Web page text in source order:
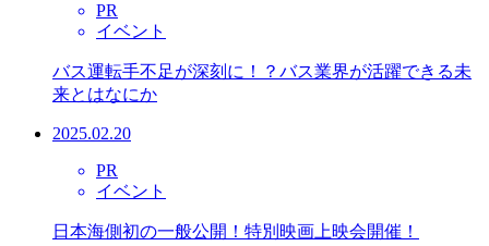
PR
イベント
バス運転手不足が深刻に！？バス業界が活躍できる未
来とはなにか
2025.02.20
PR
イベント
日本海側初の一般公開！特別映画上映会開催！